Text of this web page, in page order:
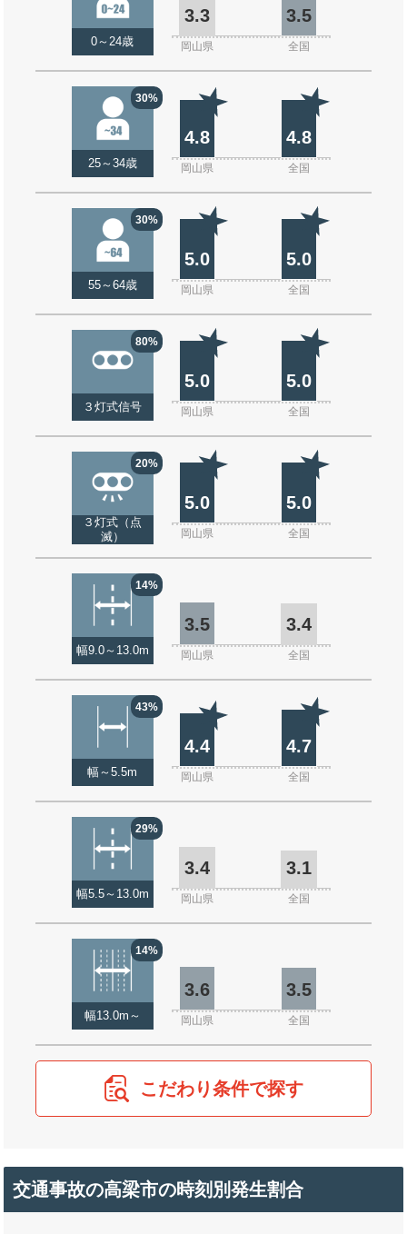
0～24歳
3.3 3.5
岡山県 全国
30%
25～34歳
4.8 4.8
岡山県 全国
30%
55～64歳
5.0 5.0
岡山県 全国
80%
３灯式信号
5.0 5.0
岡山県 全国
20%
３灯式（点
滅）
5.0 5.0
岡山県 全国
14%
幅9.0～13.0m
3.5 3.4
岡山県 全国
43%
幅～5.5m
4.4 4.7
岡山県 全国
29%
幅5.5～13.0m
3.4 3.1
岡山県 全国
14%
幅13.0m～
3.6 3.5
岡山県 全国
こだわり条件で探す
交通事故の高梁市の時刻別発生割合